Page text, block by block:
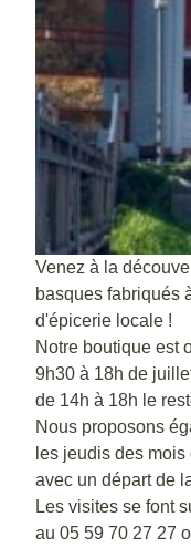
Venez à la
basques fabriqués
d'épicerie locale !
Notre boutique est
9h30 à 18h de
de 14h à 18h le
Nous proposons
les jeudis des
avec un départ de
Les visites se font
au 05 59 70 27 27